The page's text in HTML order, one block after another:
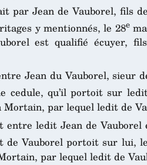
par Jean de Vauborel, fils
y mentionnés, le 28e
est qualifié écuyer,
Jean du Vauborel, sieur
cedule, qu’il portoit sur
par lequel ledit de
ledit Jean de Vauborel
de Vauborel portoit sur lui,
par lequel ledit de